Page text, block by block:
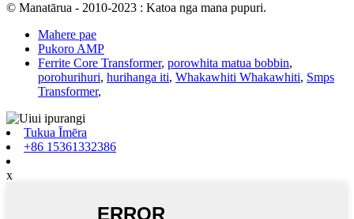
© Manatārua - 2010-2023 : Katoa nga mana pupuri.
Mahere pae
Pukoro AMP
Ferrite Core Transformer, porowhita matua bobbin,
porohurihuri, hurihanga iti, Whakawhiti Whakawhiti, Smps
Transformer,
Tukua Īmēra
+86 15361332386
x